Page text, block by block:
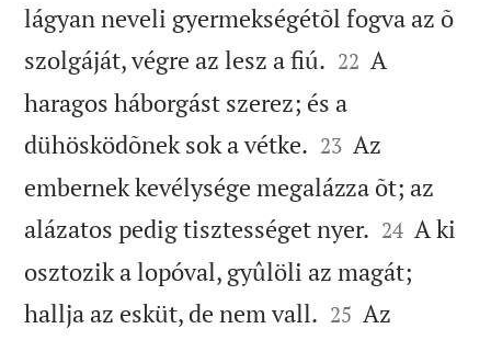
lágyan neveli gyermekségétõl fogva az õ
szolgáját, végre az lesz a fiú. 

22 A
haragos háborgást szerez; és a
dühösködõnek sok a vétke. 

23 Az
embernek kevélysége megalázza õt; az
alázatos pedig tisztességet nyer. 

24 A ki
osztozik a lopóval, gyûlöli az magát;
hallja az esküt, de nem vall. 

25 Az